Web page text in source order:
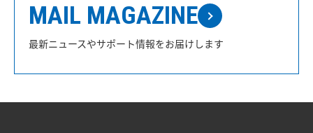
MAIL MAGAZINE
最新ニュースやサポート情報をお届けします